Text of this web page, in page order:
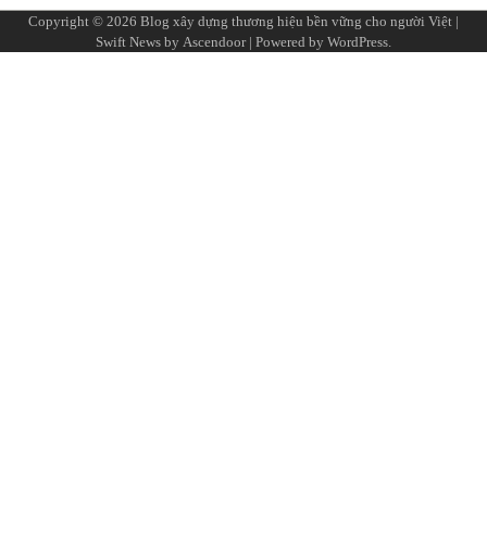
Copyright © 2026 Blog xây dựng thương hiệu bền vững cho người Việt |
Swift News by Ascendoor| Powered by WordPress